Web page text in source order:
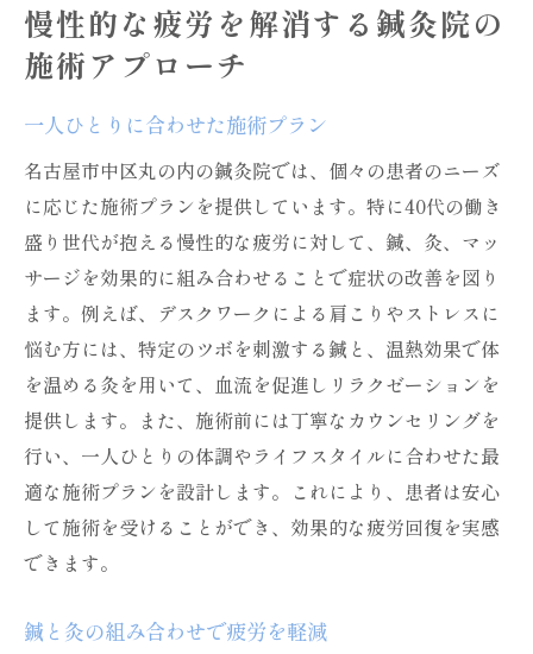
慢性的な疲労を解消する鍼灸院の
施術アプローチ
一人ひとりに合わせた施術プラン
名古屋市中区丸の内の鍼灸院では、個々の患者のニーズ
に応じた施術プランを提供しています。特に40代の働き
盛り世代が抱える慢性的な疲労に対して、鍼、灸、マッ
サージを効果的に組み合わせることで症状の改善を図り
ます。例えば、デスクワークによる肩こりやストレスに
悩む方には、特定のツボを刺激する鍼と、温熱効果で体
を温める灸を用いて、血流を促進しリラクゼーションを
提供します。また、施術前には丁寧なカウンセリングを
行い、一人ひとりの体調やライフスタイルに合わせた最
適な施術プランを設計します。これにより、患者は安心
して施術を受けることができ、効果的な疲労回復を実感
できます。
鍼と灸の組み合わせで疲労を軽減